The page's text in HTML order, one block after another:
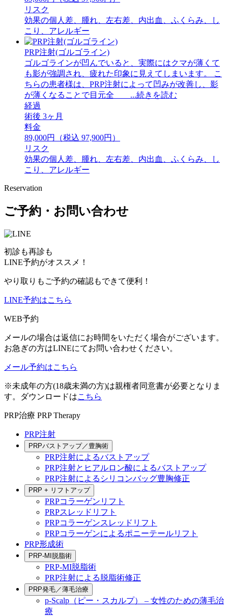
リスク
効果の個人差、腫れ、左右差、内出血、ふくらみ、し
こり、アレルギー
PRP注射(ゴルゴライン)
ゴルゴラインが凹んでいると、実際にはクマが薄くて
も影が強調され、疲れた印象に見えてしまいます。 ⁡こ
ちらの患者様は、PRP注射によって凹みが改善し、影
が薄くなることで目元全 ...続きを読む
経過
術後 3ヶ月
料金
89,000円（税込 97,900円）
リスク
効果の個人差、腫れ、左右差、内出血、ふくらみ、し
こり、アレルギー
Reservation
ご予約・お問い合わせ
初診も再診も
LINE予約がオススメ！
やり取りもご予約の確認もできて便利！
LINE予約はこちら
WEB予約
メールの場合は返信にお時間をいただく場合がございます。
お急ぎの方はLINEにてお問い合わせください。
メール予約はこちら
※未成年の方(18歳未満の方)は親権者同意書が必要となりま
す。ダウンロードはこちら
PRP治療 PRP Therapy
PRP注射
PRPバストアップ／豊胸術
PRP注射によるバストアップ
PRP注射とヒアルロン酸によるバストアップ
PRP注射によるシリコンバッグ豊胸修正
PRP + リフトアップ
PRPコラーゲンリフト
PRPスレッドリフト
PRPコラーゲンスレッドリフト
PRPコラーゲンによるポニーテールリフト
PRP形成術
PRP-MI脱脂術
PRP-MI脱脂術
PRP注射による脱脂術修正
PRP発毛／薄毛治療
p-Scalp（ピー・スカルプ） – 女性のための薄毛治
療